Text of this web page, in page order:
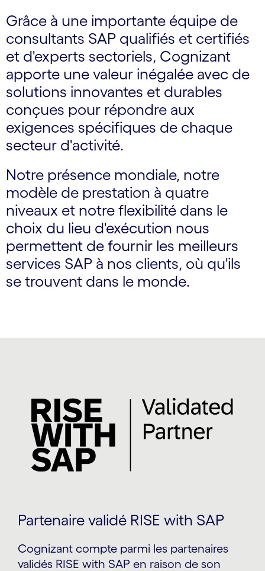
Grâce à une importante équipe de
consultants SAP qualifiés et certifiés
et d'experts sectoriels, Cognizant
apporte une valeur inégalée avec de
solutions innovantes et durables
conçues pour répondre aux
exigences spécifiques de chaque
secteur d'activité.
Notre présence mondiale, notre
modèle de prestation à quatre
niveaux et notre flexibilité dans le
choix du lieu d'exécution nous
permettent de fournir les meilleurs
services SAP à nos clients, où qu'ils
se trouvent dans le monde.
Partenaire validé RISE with SAP
Cognizant compte parmi les partenaires
validés RISE with SAP en raison de son